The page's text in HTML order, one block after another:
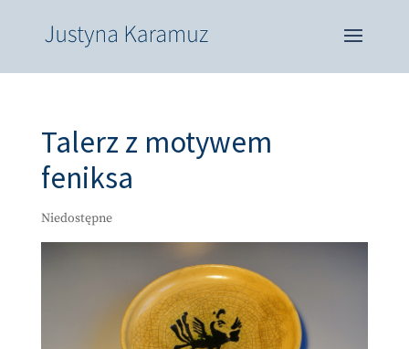
Talerz z motywem
feniksa
Niedostępne